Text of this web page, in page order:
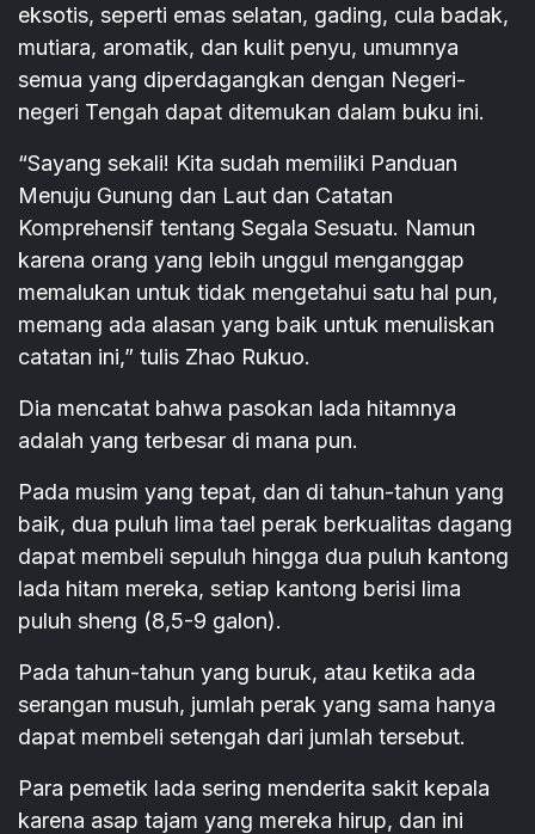
eksotis, seperti emas selatan, gading, cula badak,
mutiara, aromatik, dan kulit penyu, umumnya
semua yang diperdagangkan dengan Negeri-
negeri Tengah dapat ditemukan dalam buku ini.
“Sayang sekali! Kita sudah memiliki Panduan
Menuju Gunung dan Laut dan Catatan
Komprehensif tentang Segala Sesuatu. Namun
karena orang yang lebih unggul menganggap
memalukan untuk tidak mengetahui satu hal pun,
memang ada alasan yang baik untuk menuliskan
catatan ini,” tulis Zhao Rukuo.
Dia mencatat bahwa pasokan lada hitamnya
adalah yang terbesar di mana pun.
Pada musim yang tepat, dan di tahun-tahun yang
baik, dua puluh lima tael perak berkualitas dagang
dapat membeli sepuluh hingga dua puluh kantong
lada hitam mereka, setiap kantong berisi lima
puluh sheng (8,5-9 galon).
Pada tahun-tahun yang buruk, atau ketika ada
serangan musuh, jumlah perak yang sama hanya
dapat membeli setengah dari jumlah tersebut.
Para pemetik lada sering menderita sakit kepala
karena asap tajam yang mereka hirup, dan ini